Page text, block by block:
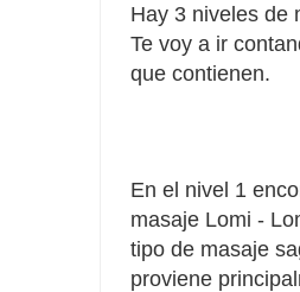
Hay 3 niveles de
Te voy a ir
que contienen.
En el nivel 1
masaje Lomi -
tipo de masaje
proviene